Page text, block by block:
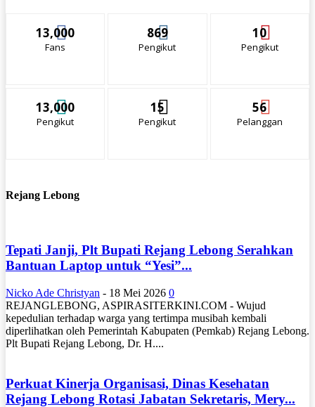
13,000
Fans
869
Pengikut
10
Pengikut
13,000
Pengikut
15
Pengikut
56
Pelanggan
Rejang Lebong
Tepati Janji, Plt Bupati Rejang Lebong Serahkan
Bantuan Laptop untuk “Yesi”...
Nicko Ade Christyan - 18 Mei 2026 0
REJANGLEBONG, ASPIRASITERKINI.COM - Wujud
kepedulian terhadap warga yang tertimpa musibah kembali
diperlihatkan oleh Pemerintah Kabupaten (Pemkab) Rejang Lebong.
Plt Bupati Rejang Lebong, Dr. H....
Perkuat Kinerja Organisasi, Dinas Kesehatan
Rejang Lebong Rotasi Jabatan Sekretaris, Mery...